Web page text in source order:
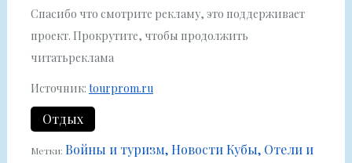
Спасибо что смотрите рекламу, это поддерживает
проект. Прокрутите, чтобы продолжить
читатьреклама
Источник: tourprom.ru
Отдых
Метки: Войны и туризм Новости Кубы Отели и